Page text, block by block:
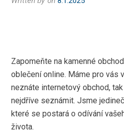
Zapomeňte na kamenné
oblečení online. Máme pro vás
neznáte internetový obchod,
nejdříve seznámit. Jsme
které se postará o odívání
života.